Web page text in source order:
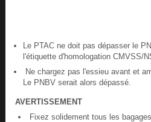
Le PTAC ne doit pas dépasser le
l'étiquette d'homologation CMVSS/
Ne chargez pas l'essieu avant et
Le PNBV serait alors dépassé.
AVERTISSEMENT
Fixez solidement tous les